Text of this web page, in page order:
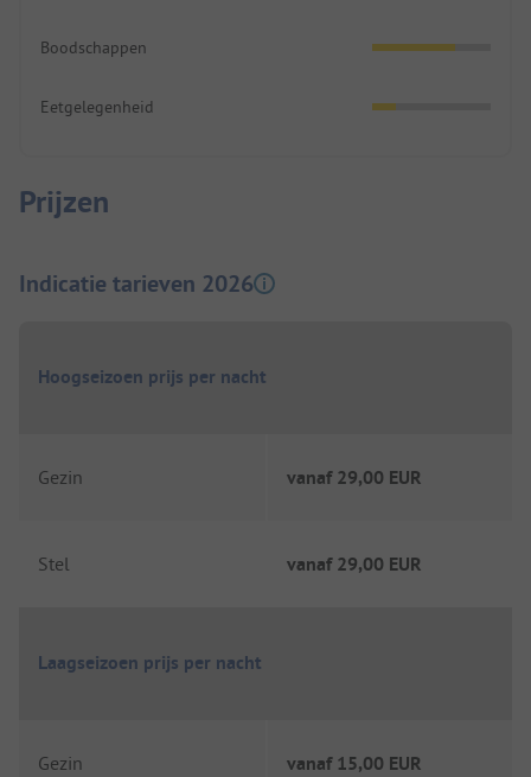
Boodschappen
Eetgelegenheid
Prijzen
Indicatie tarieven 2026
Hoogseizoen prijs per nacht
Gezin vanaf 29,00 EUR
Stel vanaf 29,00 EUR
Laagseizoen prijs per nacht
Gezin vanaf 15,00 EUR